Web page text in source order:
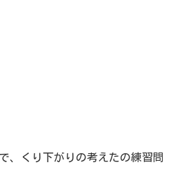
、くり下がりの考えたの練習問